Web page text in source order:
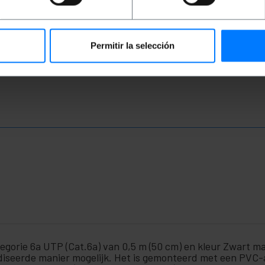
Permitir la selección
€1,46
€1,46VAT inc.
PVD
€1,14
Onmiddellijke levering
LJ062
Aantal
€2,34
€2,34VAT inc.
PVD
€2,03
Onmiddellijke levering
LJ032
Aantal
€
6a UTP (Cat.6a) van 0,5 m (50 cm) en kleur Zwart
manier mogelijk. Het is gemonteerd met een